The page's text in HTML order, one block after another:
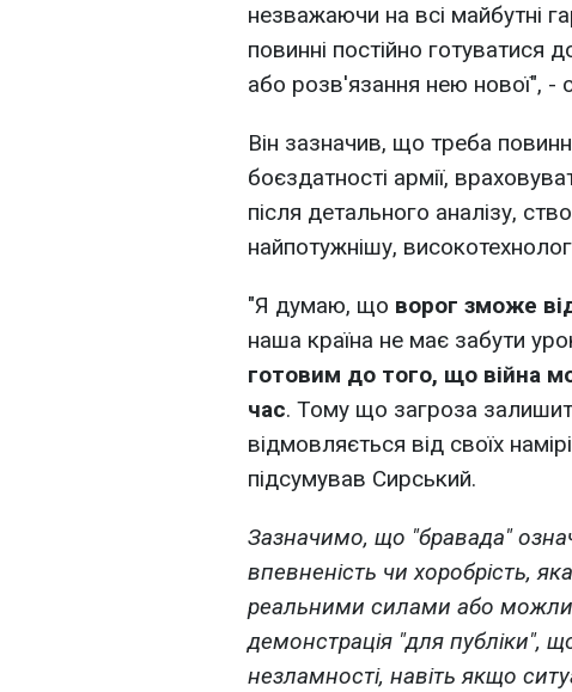
незважаючи на всі майбутні
повинні постійно готуватися
або розв'язання нею нової", -
Він зазначив, що треба
боєздатності армії,
після детального аналізу,
найпотужнішу,
"Я думаю, що ворог зможе
наша країна не має забути
готовим до того, що війна
час. Тому що загроза
відмовляється від своїх
підсумував Сирський.
Зазначимо, що "бравада"
впевненість чи хоробрість,
реальними силами або
демонстрація "для публіки",
незламності, навіть якщо